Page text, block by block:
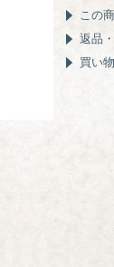
この
返品
買い